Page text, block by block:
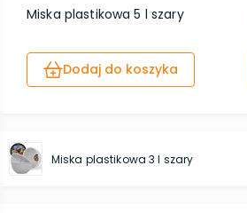
Miska plastikowa 5 l szary
Dodaj do koszyka
Miska plastikowa 3 l szary